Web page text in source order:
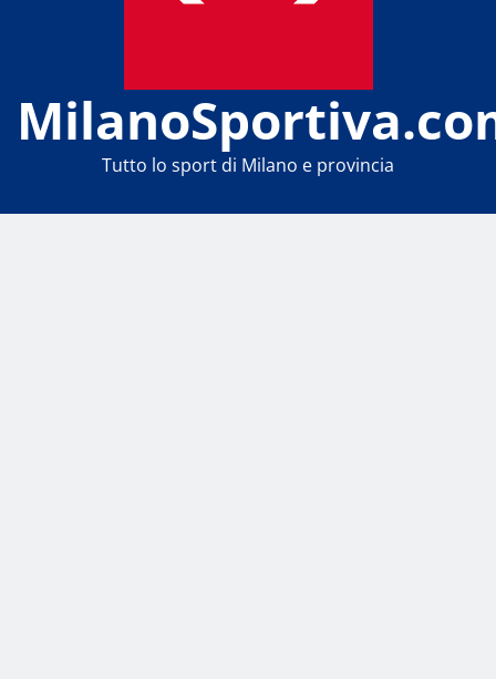
Tutto lo sport di Milano e provincia